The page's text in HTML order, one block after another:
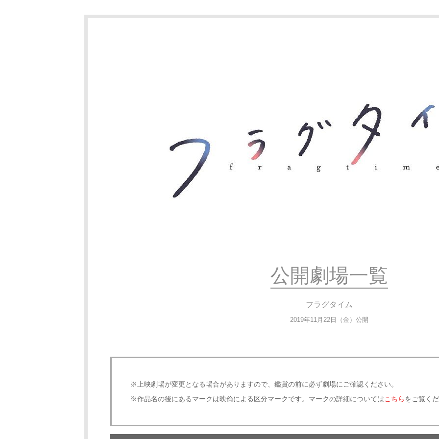
公開劇場一覧
フラグタイム
2019年11月22日（金）公開
※上映劇場が変更となる場合がありますので、鑑賞の前に必ず劇場にご確認ください。
※作品名の後にあるマークは映倫による区分マークです。マークの詳細についてはこちらをご覧く